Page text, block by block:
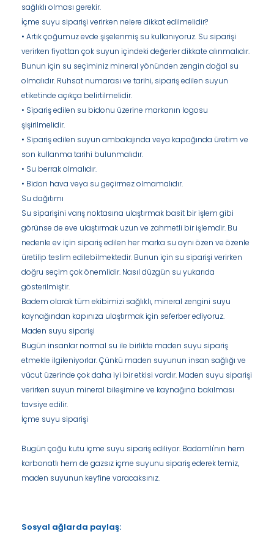
Sosyal ağlarda paylaş:
sağlıklı olması gerekir.
İçme suyu siparişi verirken nelere dikkat edilmelidir?
• Artık çoğumuz evde şişelenmiş su kullanıyoruz. Su siparişi
verirken fiyattan çok suyun içindeki değerler dikkate alınmalıdır.
Bunun için su seçiminiz mineral yönünden zengin doğal su
olmalıdır. Ruhsat numarası ve tarihi, sipariş edilen suyun
etiketinde açıkça belirtilmelidir.
• Sipariş edilen su bidonu üzerine markanın logosu
şişirilmelidir.
• Sipariş edilen suyun ambalajında ​​veya kapağında üretim ve
son kullanma tarihi bulunmalıdır.
• Su berrak olmalıdır.
• Bidon hava veya su geçirmez olmamalıdır.
Su dağıtımı
Su siparişini varış noktasına ulaştırmak basit bir işlem gibi
görünse de eve ulaştırmak uzun ve zahmetli bir işlemdir. Bu
nedenle ev için sipariş edilen her marka su aynı özen ve özenle
üretilip teslim edilebilmektedir. Bunun için su siparişi verirken
doğru seçim çok önemlidir. Nasıl düzgün su yukarıda
gösterilmiştir.
Badem olarak tüm ekibimizi sağlıklı, mineral zengini suyu
kaynağından kapınıza ulaştırmak için seferber ediyoruz.
Maden suyu siparişi
Bugün insanlar normal su ile birlikte maden suyu sipariş
etmekle ilgileniyorlar. Çünkü maden suyunun insan sağlığı ve
vücut üzerinde çok daha iyi bir etkisi vardır. Maden suyu siparişi
verirken suyun mineral bileşimine ve kaynağına bakılması
tavsiye edilir.
İçme suyu siparişi
Bugün çoğu kutu içme suyu sipariş ediliyor. Badamlı'nın hem
karbonatlı hem de gazsız içme suyunu sipariş ederek temiz,
maden suyunun keyfine varacaksınız.